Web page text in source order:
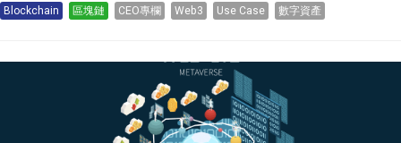
Blockchain 區塊鏈 CEO專欄 Web3 Use Case 數字資產